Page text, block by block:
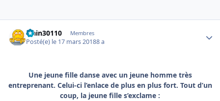
alain30110 Membres
Posté(e) le 17 mars 20188 a
Une jeune fille danse avec un jeune homme très
entreprenant. Celui-ci l’enlace de plus en plus fort. Tout d’un
coup, la jeune fille s’exclame :